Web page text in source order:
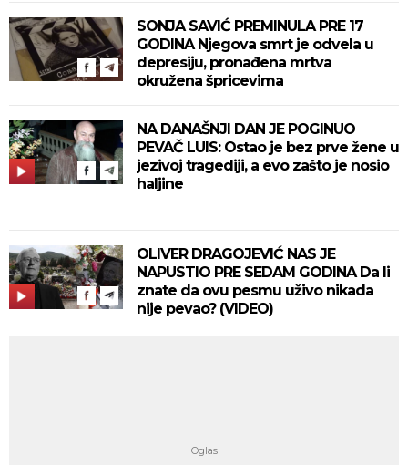
SONJA SAVIĆ PREMINULA PRE 17
GODINA Njegova smrt je odvela u
depresiju, pronađena mrtva
okružena špricevima
NA DANAŠNJI DAN JE POGINUO
PEVAČ LUIS: Ostao je bez prve žene u
jezivoj tragediji, a evo zašto je nosio
haljine
OLIVER DRAGOJEVIĆ NAS JE
NAPUSTIO PRE SEDAM GODINA Da li
znate da ovu pesmu uživo nikada
nije pevao? (VIDEO)